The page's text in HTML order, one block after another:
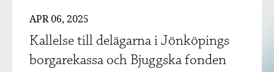
APR 06, 2025
Kallelse till delägarna i Jönköpings
borgarekassa och Bjuggska fonden